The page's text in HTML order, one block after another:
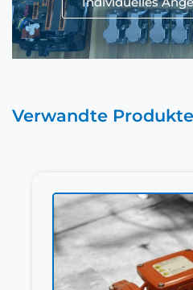
Verwandte Produkte